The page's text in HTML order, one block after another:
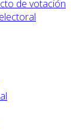
de votación